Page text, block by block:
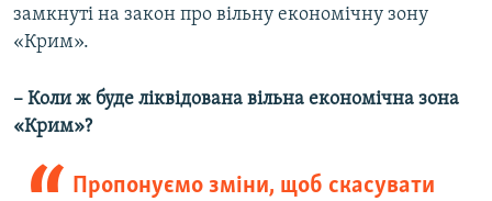
замкнуті на закон про вільну економічну зону
«Крим».
– Коли ж буде ліквідована вільна економічна зона
«Крим»?
Пропонуємо зміни, щоб скасувати